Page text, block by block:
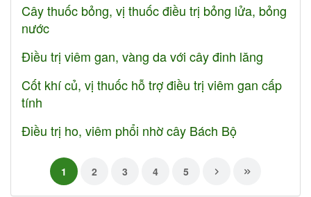
Cây thuốc bỏng, vị thuốc điều trị bỏng lửa, bỏng
nước
Điều trị viêm gan, vàng da với cây đinh lăng
Cốt khí củ, vị thuốc hỗ trợ điều trị viêm gan cấp
tính
Điều trị ho, viêm phổi nhờ cây Bách Bộ
1 2 3 4 5